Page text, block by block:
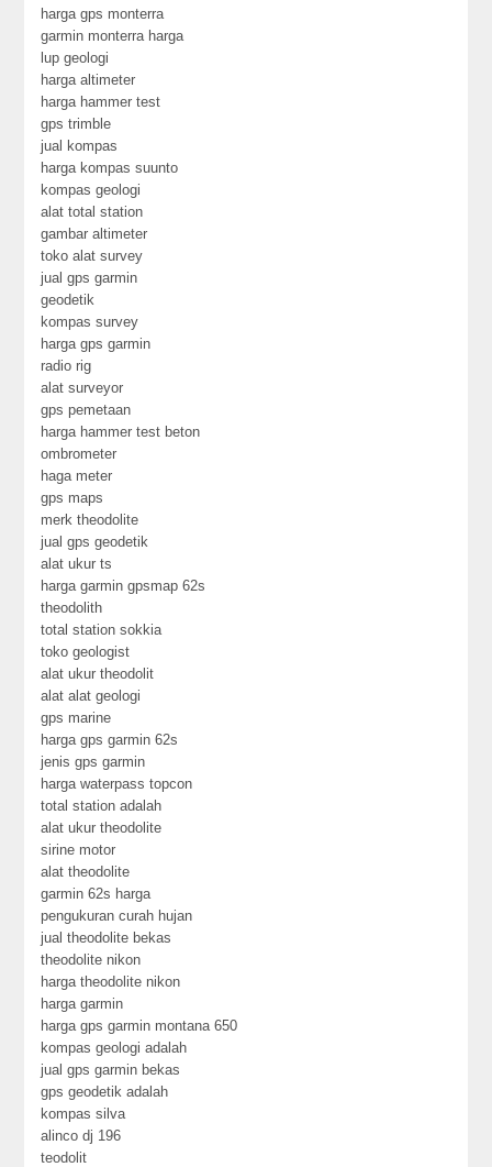
harga gps monterra
garmin monterra harga
lup geologi
harga altimeter
harga hammer test
gps trimble
jual kompas
harga kompas suunto
kompas geologi
alat total station
gambar altimeter
toko alat survey
jual gps garmin
geodetik
kompas survey
harga gps garmin
radio rig
alat surveyor
gps pemetaan
harga hammer test beton
ombrometer
haga meter
gps maps
merk theodolite
jual gps geodetik
alat ukur ts
harga garmin gpsmap 62s
theodolith
total station sokkia
toko geologist
alat ukur theodolit
alat alat geologi
gps marine
harga gps garmin 62s
jenis gps garmin
harga waterpass topcon
total station adalah
alat ukur theodolite
sirine motor
alat theodolite
garmin 62s harga
pengukuran curah hujan
jual theodolite bekas
theodolite nikon
harga theodolite nikon
harga garmin
harga gps garmin montana 650
kompas geologi adalah
jual gps garmin bekas
gps geodetik adalah
kompas silva
alinco dj 196
teodolit